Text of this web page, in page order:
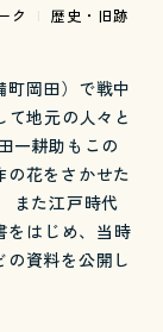
ク | 歴史・旧跡
町岡田）で戦中
地元の人々と
一耕助もこの
の花をさかせた
また江戸時代
をはじめ、当時
資料を公開し